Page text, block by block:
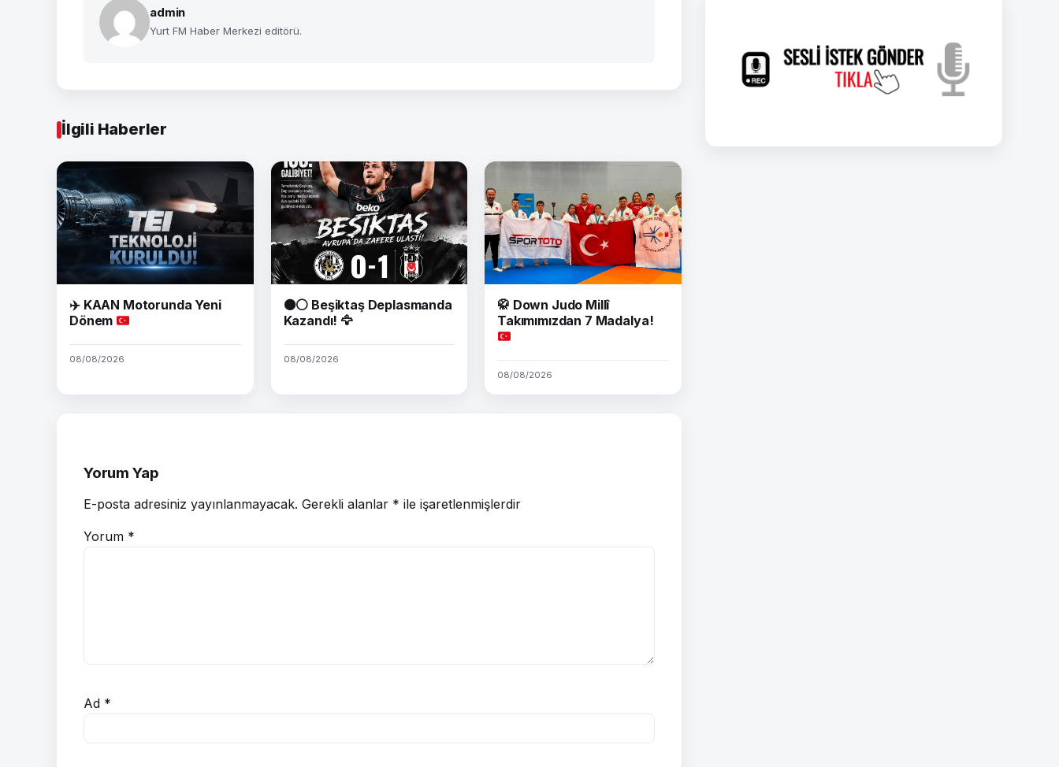
admin
Yurt FM Haber Merkezi editörü.
İlgili Haberler
✈️KAAN Motorunda Yeni
Dönem
08/08/2026
⚫⚪ Beşiktaş Deplasmanda
Kazandı! 🦅
08/08/2026
🥋 Down Judo Millî
Takımımızdan 7 Madalya!
08/08/2026
Yorum Yap
E-posta adresiniz yayınlanmayacak. Gerekli alanlar * ile işaretlenmişlerdir
Yorum *
Ad *